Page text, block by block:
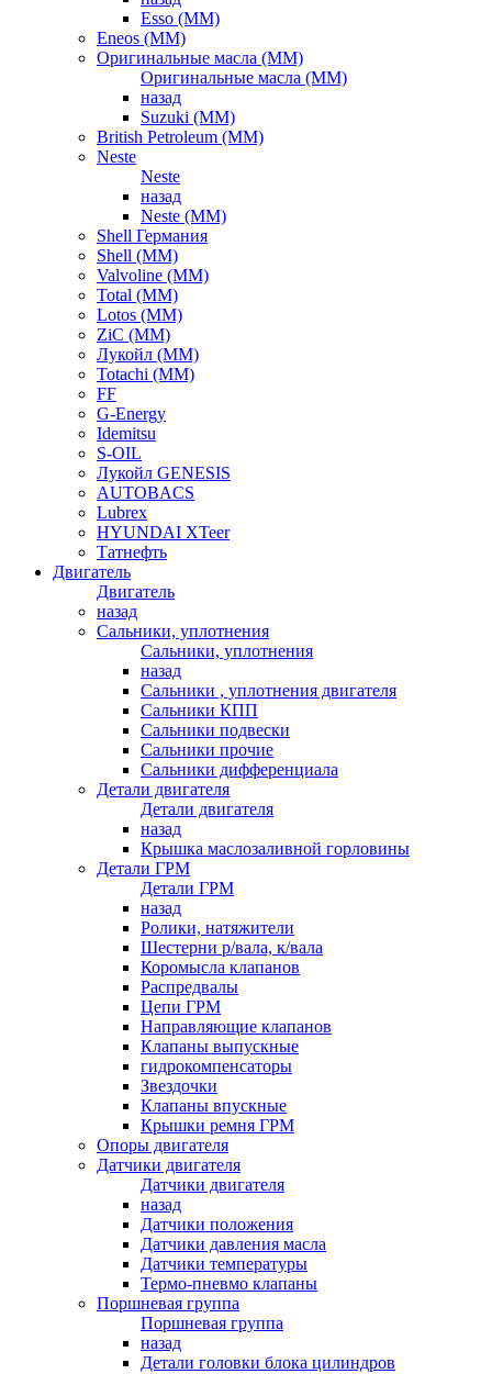
Esso (ММ)
Eneos (ММ)
Оригинальные масла (ММ)
Оригинальные масла (ММ)
назад
Suzuki (ММ)
British Petroleum (ММ)
Neste
Neste
назад
Neste (ММ)
Shell Германия
Shell (ММ)
Valvoline (ММ)
Total (ММ)
Lotos (ММ)
ZiC (ММ)
Лукойл (ММ)
Totachi (MM)
FF
G-Energy
Idemitsu
S-OIL
Лукойл GENESIS
AUTOBACS
Lubrex
HYUNDAI XTeer
Татнефть
Двигатель
Двигатель
назад
Сальники, уплотнения
Сальники, уплотнения
назад
Сальники , уплотнения двигателя
Сальники КПП
Сальники подвески
Сальники прочие
Сальники дифференциала
Детали двигателя
Детали двигателя
назад
Крышка маслозаливной горловины
Детали ГРМ
Детали ГРМ
назад
Ролики, натяжители
Шестерни р/вала, к/вала
Коромысла клапанов
Распредвалы
Цепи ГРМ
Направляющие клапанов
Клапаны выпускные
гидрокомпенсаторы
Звездочки
Клапаны впускные
Крышки ремня ГРМ
Опоры двигателя
Датчики двигателя
Датчики двигателя
назад
Датчики положения
Датчики давления масла
Датчики температуры
Термо-пневмо клапаны
Поршневая группа
Поршневая группа
назад
Детали головки блока цилиндров